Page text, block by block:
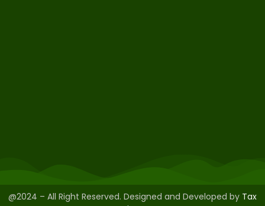
@2024 – All Right Reserved. Designed and Developed by Tax